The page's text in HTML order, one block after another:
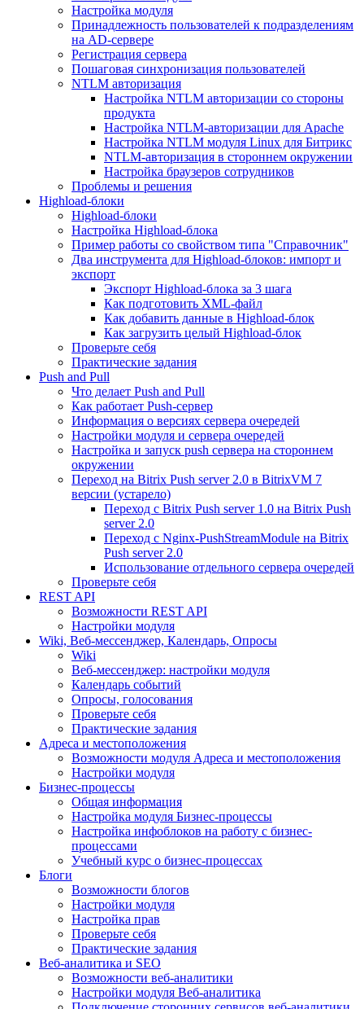
Настройка модуля
Принадлежность пользователей к подразделениям
на AD-сервере
Регистрация сервера
Пошаговая синхронизация пользователей
NTLM авторизация
Настройка NTLM авторизации со стороны
продукта
Настройка NTLM-авторизации для Apache
Настройка NTLM модуля Linux для Битрикс
NTLM-авторизация в стороннем окружении
Настройка браузеров сотрудников
Проблемы и решения
Highload-блоки
Highload-блоки
Настройка Highload-блока
Пример работы со свойством типа "Справочник"
Два инструмента для Highload-блоков: импорт и
экспорт
Экспорт Highload-блока за 3 шага
Как подготовить XML-файл
Как добавить данные в Highload-блок
Как загрузить целый Highload-блок
Проверьте себя
Практические задания
Push and Pull
Что делает Push and Pull
Как работает Push-сервер
Информация о версиях сервера очередей
Настройки модуля и сервера очередей
Настройка и запуск push сервера на стороннем
окружении
Переход на Bitrix Push server 2.0 в BitrixVM 7
версии (устарело)
Переход с Bitrix Push server 1.0 на Bitrix Push
server 2.0
Переход с Nginx-PushStreamModule на Bitrix
Push server 2.0
Использование отдельного сервера очередей
Проверьте себя
REST API
Возможности REST API
Настройки модуля
Wiki, Веб-мессенджер, Календарь, Опросы
Wiki
Веб-мессенджер: настройки модуля
Календарь событий
Опросы, голосования
Проверьте себя
Практические задания
Адреса и местоположения
Возможности модуля Адреса и местоположения
Настройки модуля
Бизнес-процессы
Общая информация
Настройка модуля Бизнес-процессы
Настройка инфоблоков на работу с бизнес-
процессами
Учебный курс о бизнес-процессах
Блоги
Возможности блогов
Настройки модуля
Настройка прав
Проверьте себя
Практические задания
Веб-аналитика и SEO
Возможности веб-аналитики
Настройки модуля Веб-аналитика